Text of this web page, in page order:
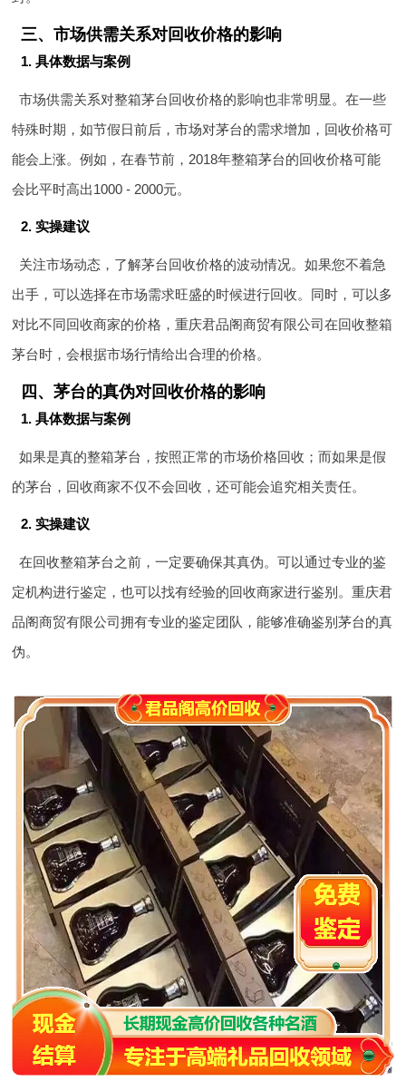
三、市场供需关系对回收价格的影响
1. 具体数据与案例
市场供需关系对整箱茅台回收价格的影响也非常明显。在一些
特殊时期，如节假日前后，市场对茅台的需求增加，回收价格可
能会上涨。例如，在春节前，2018年整箱茅台的回收价格可能
会比平时高出1000 - 2000元。
2. 实操建议
关注市场动态，了解茅台回收价格的波动情况。如果您不着急
出手，可以选择在市场需求旺盛的时候进行回收。同时，可以多
对比不同回收商家的价格，重庆君品阁商贸有限公司在回收整箱
茅台时，会根据市场行情给出合理的价格。
四、茅台的真伪对回收价格的影响
1. 具体数据与案例
如果是真的整箱茅台，按照正常的市场价格回收；而如果是假
的茅台，回收商家不仅不会回收，还可能会追究相关责任。
2. 实操建议
在回收整箱茅台之前，一定要确保其真伪。可以通过专业的鉴
定机构进行鉴定，也可以找有经验的回收商家进行鉴别。重庆君
品阁商贸有限公司拥有专业的鉴定团队，能够准确鉴别茅台的真
伪。